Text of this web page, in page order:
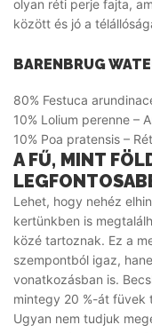
olyan réti perje fajta,
között és jó a
BARENBRUG
80% Festuca
10% Lolium perenne –
10% Poa pratensis –
A FŰ, MINT
Lehet, hogy nehéz
kertünkben is
közé tartoznak. Ez a
szempontból igaz,
vonatkozásban is.
mintegy 20 %-át füvek
Ugyan nem tudjuk